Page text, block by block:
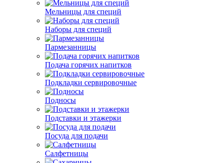
Мельницы для специй
Наборы для специй
Пармезанницы
Подача горячих напитков
Подкладки сервировочные
Подносы
Подставки и этажерки
Посуда для подачи
Салфетницы